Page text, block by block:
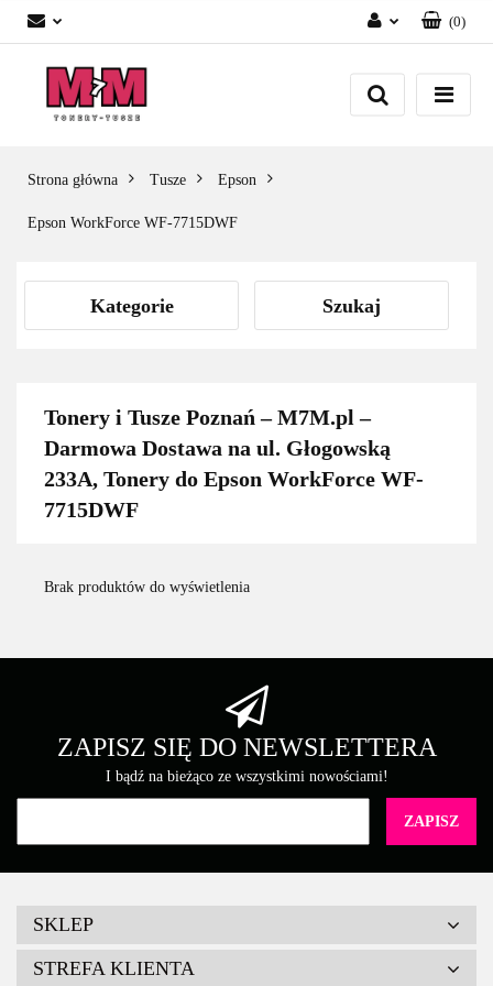
Zaloguj się
Załóż konto
(0)
Strona główna Tusze Epson
Epson WorkForce WF-7715DWF
Kategorie Szukaj
Tonery i Tusze Poznań – M7M.pl –
Darmowa Dostawa na ul. Głogowską
233A, Tonery do Epson WorkForce WF-
7715DWF
Brak produktów do wyświetlenia
ZAPISZ SIĘ DO NEWSLETTERA
I bądź na bieżąco ze wszystkimi nowościami!
SKLEP
STREFA KLIENTA